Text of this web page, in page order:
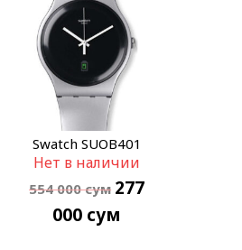
Swatch SUOB401
Нет в наличии
554 000сум 277
000 сум